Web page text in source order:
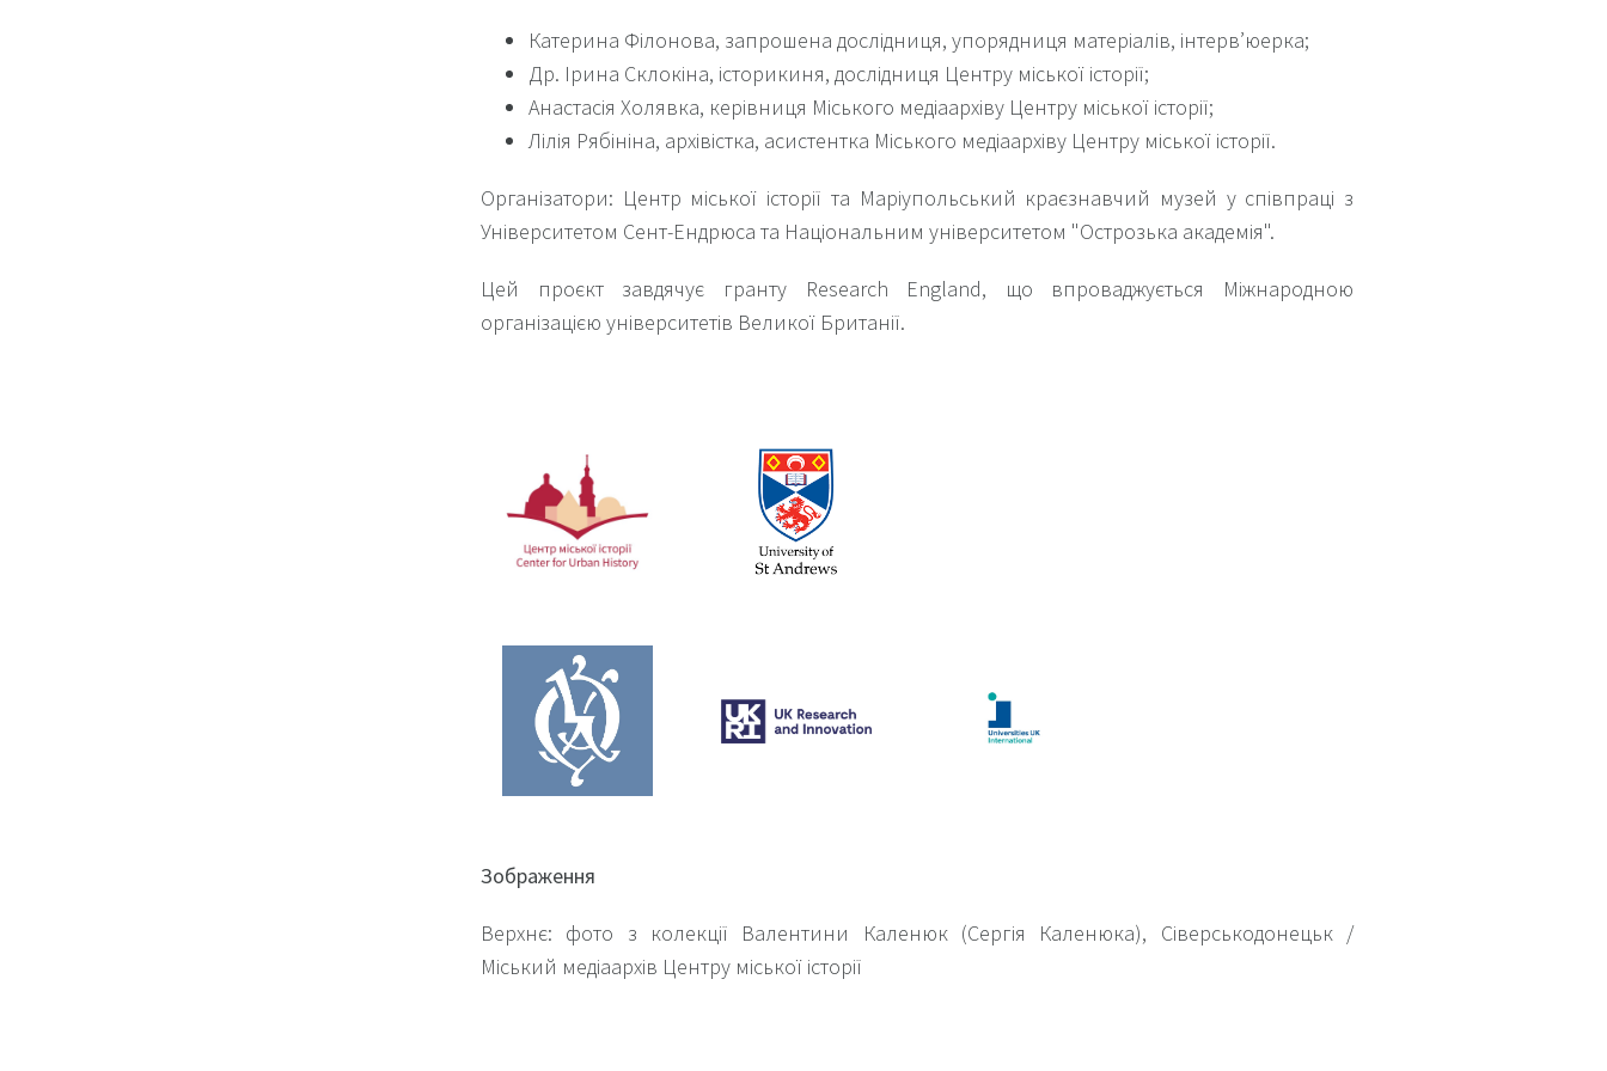
Катерина Філонова, запрошена дослідниця, упорядниця матеріалів, інтерв’юерка;
Др. Ірина Склокіна, історикиня, дослідниця Центру міської історії;
Анастасія Холявка, керівниця Міського медіаархіву Центру міської історії;
Лілія Рябініна, архівістка, асистентка Міського медіаархіву Центру міської історії.
Організатори: Центр міської історії та Маріупольський краєзнавчий музей у співпраці з
Університетом Сент-Ендрюса та Національним університетом "Острозька академія".
Цей проєкт завдячує гранту Research England, що впроваджується Міжнародною
організацією університетів Великої Британії.
Зображення
Верхнє: фото з колекції Валентини Каленюк (Сергія Каленюка), Сіверськодонецьк /
Міський медіаархів Центру міської історії